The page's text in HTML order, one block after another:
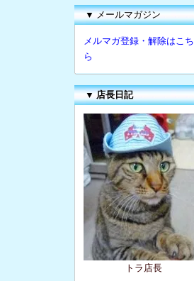
▼ メールマガジン
メルマガ登録・解除はこち
ら
▼ 店長日記
トラ店長